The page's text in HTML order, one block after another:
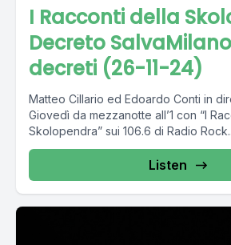
I Racconti della
Decreto
decreti (26-11-24)
Matteo Cillario ed Edoardo Conti in
Giovedì da mezzanotte all’1 con “I
Skolopendra” sui 106.6 di Radio
Listen